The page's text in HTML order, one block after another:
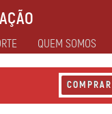
QUEM SOMOS
COMPRAR